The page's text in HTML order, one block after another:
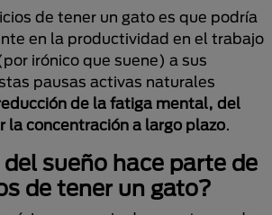
de tener un gato es que podría
en la productividad en el trabajo
irónico que suene) a sus
pausas activas naturales
de la fatiga mental, del
la concentración a largo plazo.
sueño hace parte de
de tener un gato?